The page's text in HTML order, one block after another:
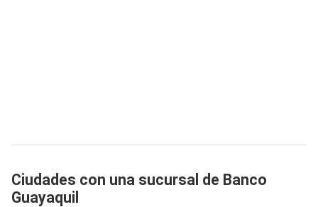
Ciudades con una sucursal de Banco
Guayaquil